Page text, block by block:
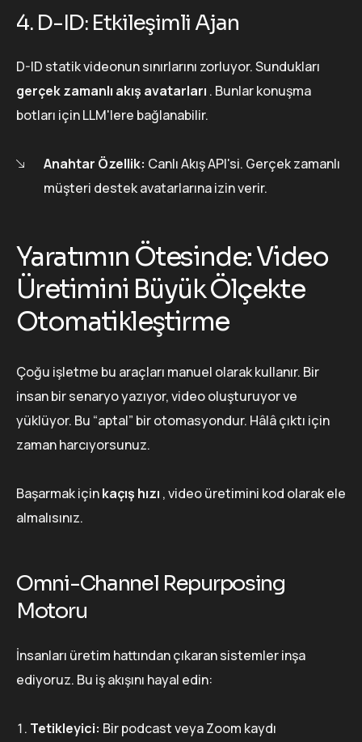
4. D-ID: Etkileşimli Ajan
D-ID statik videonun sınırlarını zorluyor. Sundukları
gerçek zamanlı akış avatarları . Bunlar konuşma
botları için LLM'lere bağlanabilir.
Anahtar Özellik: Canlı Akış API'si. Gerçek zamanlı
müşteri destek avatarlarına izin verir.
Yaratımın Ötesinde: Video
Üretimini Büyük Ölçekte
Otomatikleştirme
Çoğu işletme bu araçları manuel olarak kullanır. Bir
insan bir senaryo yazıyor, video oluşturuyor ve
yüklüyor. Bu “aptal” bir otomasyondur. Hâlâ çıktı için
zaman harcıyorsunuz.
Başarmak içinkaçış hızı , video üretimini kod olarak ele
almalısınız.
Omni-Channel Repurposing
Motoru
İnsanları üretim hattından çıkaran sistemler inşa
ediyoruz. Bu iş akışını hayal edin:
Tetikleyici: Bir podcast veya Zoom kaydı